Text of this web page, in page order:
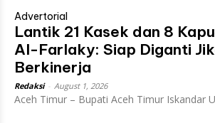
Advertorial
Lantik 21 Kasek dan 8
Al-Farlaky: Siap Diganti
Berkinerja
Redaksi August 1, 2026
Aceh Timur – Bupati Aceh Timur Iskandar